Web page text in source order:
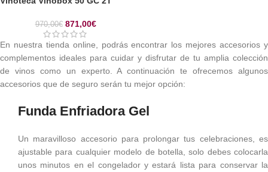
970,00€ 871,00€
En nuestra tienda online, podrás encontrar los mejores accesorios y
complementos ideales para cuidar y disfrutar de tu amplia colección
de vinos como un experto. A continuación te ofrecemos algunos
accesorios que de seguro serán tu mejor opción:
Funda Enfriadora Gel
Un maravilloso accesorio para prolongar tus celebraciones, es
ajustable para cualquier modelo de botella, solo debes colocarla
unos minutos en el congelador y estará lista para conservar la